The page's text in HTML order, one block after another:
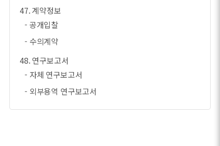
47. 계약정보
- 공개입찰
- 수의계약
48. 연구보고서
- 자체 연구보고서
- 외부용역 연구보고서